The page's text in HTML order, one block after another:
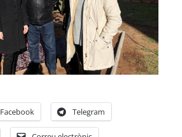
Facebook Telegram